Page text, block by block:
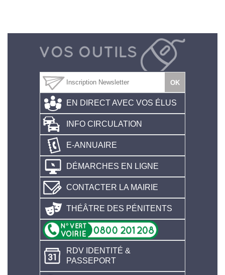
EN DIRECT AVEC VOS ÉLUS
INFO CIRCULATION
E-ANNUAIRE
DÉMARCHES EN LIGNE
CONTACTER LA MAIRIE
THÉÂTRE DES PÉNITENTS
RDV IDENTITÉ &
PASSEPORT